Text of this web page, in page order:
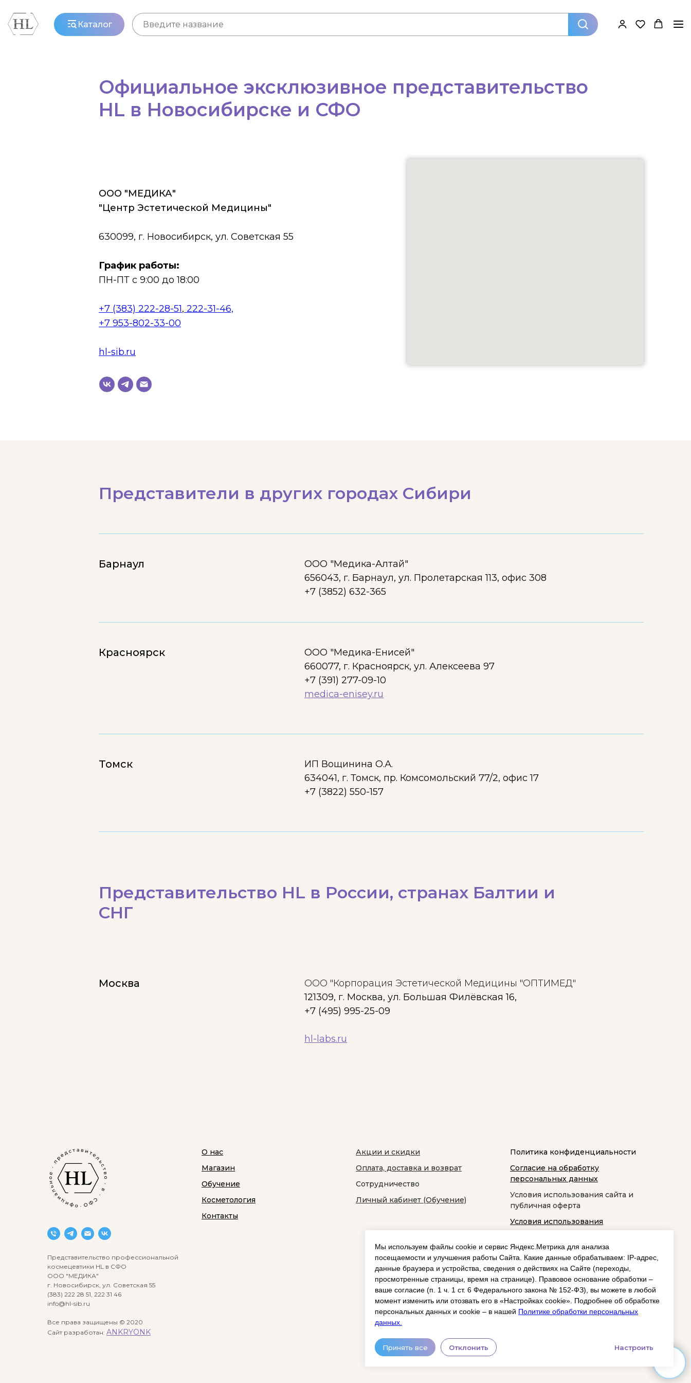
Мы используем файлы cookie и сервис Яндекс.Метрика для анализа
посещаемости и улучшения работы Сайта. Какие данные обрабатываем: IP‑адрес,
данные браузера и устройства, сведения о действиях на Сайте (переходы,
просмотренные страницы, время на странице). Правовое основание обработки –
ваше согласие (п. 1 ч. 1 ст. 6 Федерального закона № 152‑ФЗ), вы можете в любой
момент изменить или отозвать его в «Настройках cookie». Подробнее об обработке
персональных данных и cookie – в нашей Политике обработки персональных
данных.
Принять все Отклонить Настроить
Каталог
Официальное эксклюзивное представительство
HL в Новосибирске и СФО
ООО "МЕДИКА"
"Центр Эстетической Медицины"
630099, г. Новосибирск, ул. Советская 55
График работы:
ПН-ПТ с 9:00 до 18:00
+7 (383) 222-28-51, 222-31-46,
+7 953-802-33-00
hl-sib.ru
Представители в других городах Сибири
Барнаул
ООО "Медика-Алтай"
656043, г. Барнаул, ул. Пролетарская 113, офис 308
+7 (3852) 632-365
Красноярск
ООО "Медика-Енисей"
660077, г. Красноярск, ул. Алексеева 97
+7 (391) 277-09-10
medica-enisey.ru
Томск
ИП Вощинина О.А.
634041, г. Томск, пр. Комсомольский 77/2, офис 17
+7 (3822) 550-157
Представительство HL в России, странах Балтии и
СНГ
Москва
ООО "Корпорация Эстетической Медицины "ОПТИМЕД"
121309, г. Москва, ул. Большая Филёвская 16,
+7 (495) 995-25-09
hl-labs.ru
Представительство профессиональной
космецевтики HL в СФО
ООО "МЕДИКА"
г. Новосибирск, ул. Советская 55
(383) 222 28 51, 222 31 46
info@hl-sib.ru
Все права защищены © 2020
Сайт разработан: ANKRYONK
О нас
Магазин
Обучение
Косметология
Контакты
Акции и скидки
Оплата, доставка и возврат
Сотрудничество
Личный кабинет (Обучение)
Политика конфиденциальности
Согласие на обработку
персональных данных
Условия использования сайта и
публичная оферта
Условия использования
космецевтики